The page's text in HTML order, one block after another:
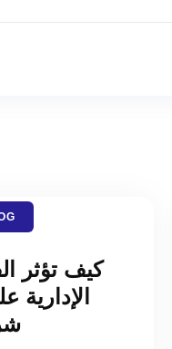
كيف تؤثر
الإدارية